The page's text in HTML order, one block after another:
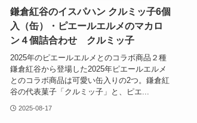
鎌倉紅谷のイスパハン クルミッ子6個
入（缶）・ピエールエルメのマカロ
ン４個詰合わせ クルミッ子
2025年のピエールエルメとのコラボ商品２種
鎌倉紅谷から登場した2025年ピエールエルメ
とのコラボ商品は可愛い缶入りの2つ。鎌倉紅
谷の代表菓子「クルミッ子」と、ピエ...
2025-08-17